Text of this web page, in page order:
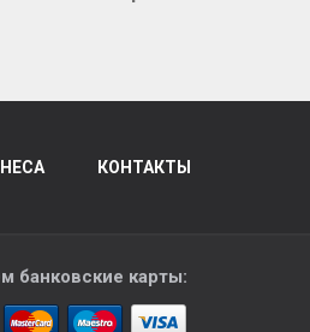
КОНТАКТЫ
банковские карты: